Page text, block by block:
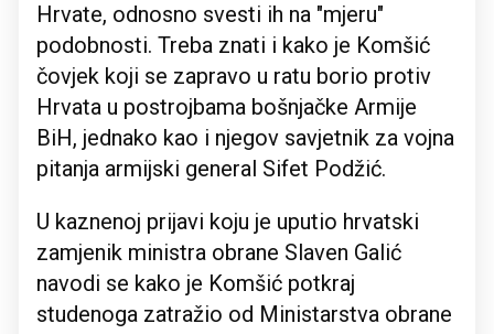
Hrvate, odnosno svesti ih na "mjeru"
podobnosti. Treba znati i kako je Komšić
čovjek koji se zapravo u ratu borio protiv
Hrvata u postrojbama bošnjačke Armije
BiH, jednako kao i njegov savjetnik za vojna
pitanja armijski general Sifet Podžić.
U kaznenoj prijavi koju je uputio hrvatski
zamjenik ministra obrane Slaven Galić
navodi se kako je Komšić potkraj
studenoga zatražio od Ministarstva obrane